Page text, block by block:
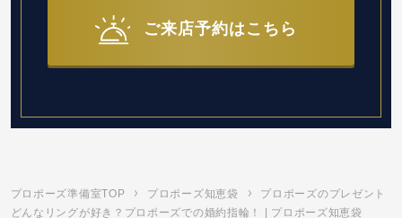
ご来店予約はこちら
プロポーズ準備室TOP プロポーズ知恵袋
プロポーズのプレゼント
どんなリングが好き？プロポーズでの婚約指輪！ | プロポーズ知恵袋